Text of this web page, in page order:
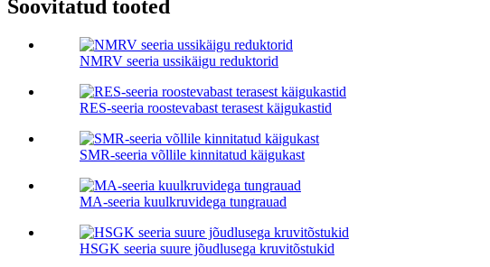
Soovitatud tooted
NMRV seeria ussikäigu reduktorid
RES-seeria roostevabast terasest käigukastid
SMR-seeria võllile kinnitatud käigukast
MA-seeria kuulkruvidega tungrauad
HSGK seeria suure jõudlusega kruvitõstukid